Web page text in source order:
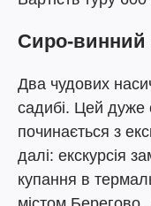
Сиро-винний
Два чудових
садибі. Цей дуже
починається з
далі: екскурсія
купання в